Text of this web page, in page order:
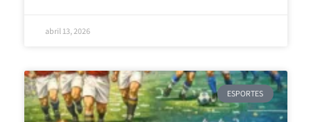
abril 13, 2026
ESPORTES